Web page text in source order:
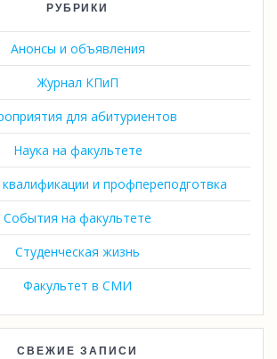
РУБРИКИ
Анонсы и объявления
Журнал КПиП
для абитуриентов
Наука на факультете
и профпереподготвка
События на факультете
Студенческая жизнь
Факультет в СМИ
СВЕЖИЕ ЗАПИСИ